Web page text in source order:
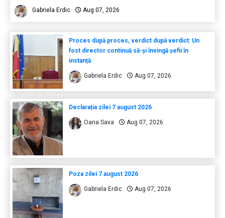
Gabriela Erdic Aug 07, 2026
Proces după proces, verdict după verdict: Un
fost director continuă să-și învingă șefii în
instanță
Gabriela Erdic Aug 07, 2026
Declarația zilei 7 august 2026
Oana Sava Aug 07, 2026
Poza zilei 7 august 2026
Gabriela Erdic Aug 07, 2026